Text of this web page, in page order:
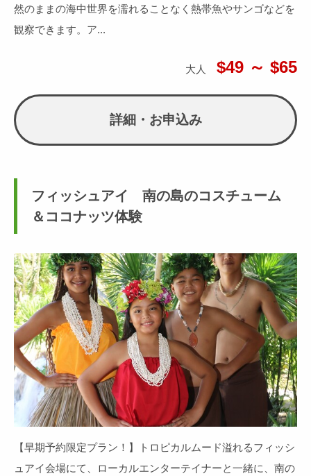
然のままの海中世界を濡れることなく熱帯魚やサンゴなどを
観察できます。ア...
大人 $49 ～ $65
詳細・お申込み
フィッシュアイ 南の島のコスチューム
＆ココナッツ体験
【早期予約限定プラン！】トロピカルムード溢れるフィッシ
ュアイ会場にて、ローカルエンターテイナーと一緒に、南の